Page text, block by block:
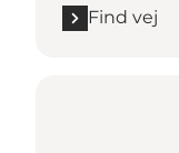
Find vej